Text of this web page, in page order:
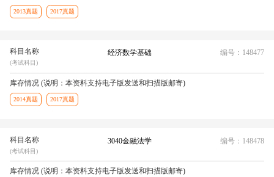
2013真题 2017真题
科目名称
(考试科目)
经济数学基础 编号：148477
库存情况 (说明：本资料支持电子版发送和扫描版邮寄)
2014真题 2017真题
科目名称
(考试科目)
3040金融法学 编号：148478
库存情况 (说明：本资料支持电子版发送和扫描版邮寄)